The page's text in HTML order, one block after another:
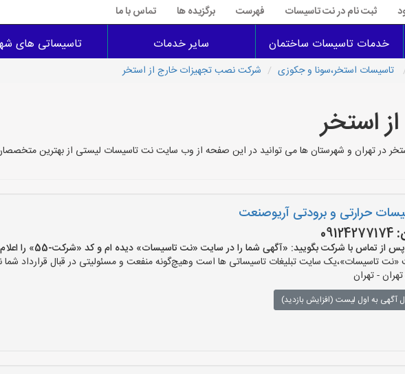
ثبت نام در نت تاسیسات فهرست برگزیده ها تماس با ما
خدمات تاسیسات ساختمان سایر خدمات تاسیساتی های
تاسیسات استخر،سونا و جکوزی شرکت نصب تجهیزات خارج از استخر
استخر
در تهران و شهرستان ها می توانید در این صفحه از وب سایت نت تاسیسات لیستی از بهترین
حرارتی و برودتی آریوصنعت
09124277174
از تماس با شرکت بگویید: «آگهی شما را در سایت «نت تاسیسات» دیده ام و کد «شرکت-55» را اعلام کنید»
«نت تاسیسات»،یک سایت تبلیغات تاسیساتی ها است وهیچ‌گونه منفعت و مسئولیتی در قبال قرارداد شما
تهران - تهران
آگهی به اول لیست (افزایش بازدید)